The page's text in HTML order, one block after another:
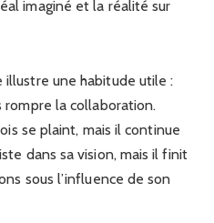
imaginé et la réalité sur
illustre une habitude utile :
rompre la collaboration.
se plaint, mais il continue
dans sa vision, mais il finit
sous l’influence de son